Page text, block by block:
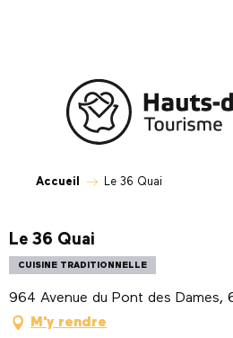
Accueil Le 36 Quai
Le 36 Quai
CUISINE TRADITIONNELLE
964 Avenue du Pont des Dames,
M'y rendre